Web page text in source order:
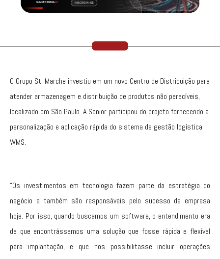
O Grupo St. Marche investiu em um novo Centro de Distribuição para
atender armazenagem e distribuição de produtos não perecíveis,
localizado em São Paulo. A Senior participou do projeto fornecendo a
personalização e aplicação rápida do sistema de gestão logística
WMS.
“Os investimentos em tecnologia fazem parte da estratégia do
negócio e também são responsáveis pelo sucesso da empresa
hoje. Por isso, quando buscamos um software, o entendimento era
de que encontrássemos uma solução que fosse rápida e flexível
para implantação, e que nos possibilitasse incluir operações